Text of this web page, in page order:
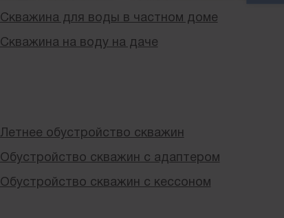
Скважина для воды в частном доме
Скважина на воду на даче
Летнее обустройство скважин
Обустройство скважин с адаптером
Обустройство скважин с кессоном